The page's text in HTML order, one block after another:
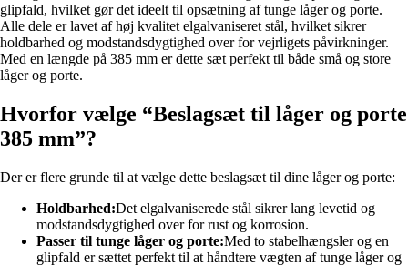
glipfald, hvilket gør det ideelt til opsætning af tunge låger og porte.
Alle dele er lavet af høj kvalitet elgalvaniseret stål, hvilket sikrer
holdbarhed og modstandsdygtighed over for vejrligets påvirkninger.
Med en længde på 385 mm er dette sæt perfekt til både små og store
låger og porte.
Hvorfor vælge “Beslagsæt til låger og porte
385 mm”?
Der er flere grunde til at vælge dette beslagsæt til dine låger og porte:
Holdbarhed:Det elgalvaniserede stål sikrer lang levetid og
modstandsdygtighed over for rust og korrosion.
Passer til tunge låger og porte:Med to stabelhængsler og en
glipfald er sættet perfekt til at håndtere vægten af tunge låger og